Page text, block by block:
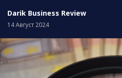
Darik Business Review
14 Август 2024